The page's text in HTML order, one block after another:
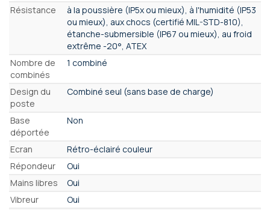
Caractéristiques
Résistance
à la poussière (IP5x ou mieux), à l'humidité (IP53
ou mieux), aux chocs (certifié MIL-STD-810),
étanche-submersible (IP67 ou mieux), au froid
extrême -20°, ATEX
Nombre de
combinés
1 combiné
Design du
poste
Combiné seul (sans base de charge)
Base
déportée
Non
Ecran
Rétro-éclairé couleur
Répondeur
Oui
Mains libres
Oui
Vibreur
Oui